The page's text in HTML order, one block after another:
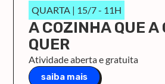
QUARTA | 15/7 - 11H
A COZINHA QUE A
QUER
Atividade aberta e gratuita
saiba mais